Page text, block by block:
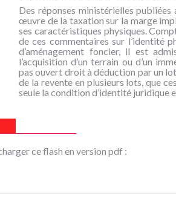
Des réponses ministérielles
œuvre de la taxation sur la marge
ses caractéristiques physiques.
de ces commentaires sur l’identité
d’aménagement foncier, il est
l’acquisition d’un terrain ou d’un
pas ouvert droit à déduction par un
de la revente en plusieurs lots, que
seule la condition d’identité juridique
ce flash en version pdf :